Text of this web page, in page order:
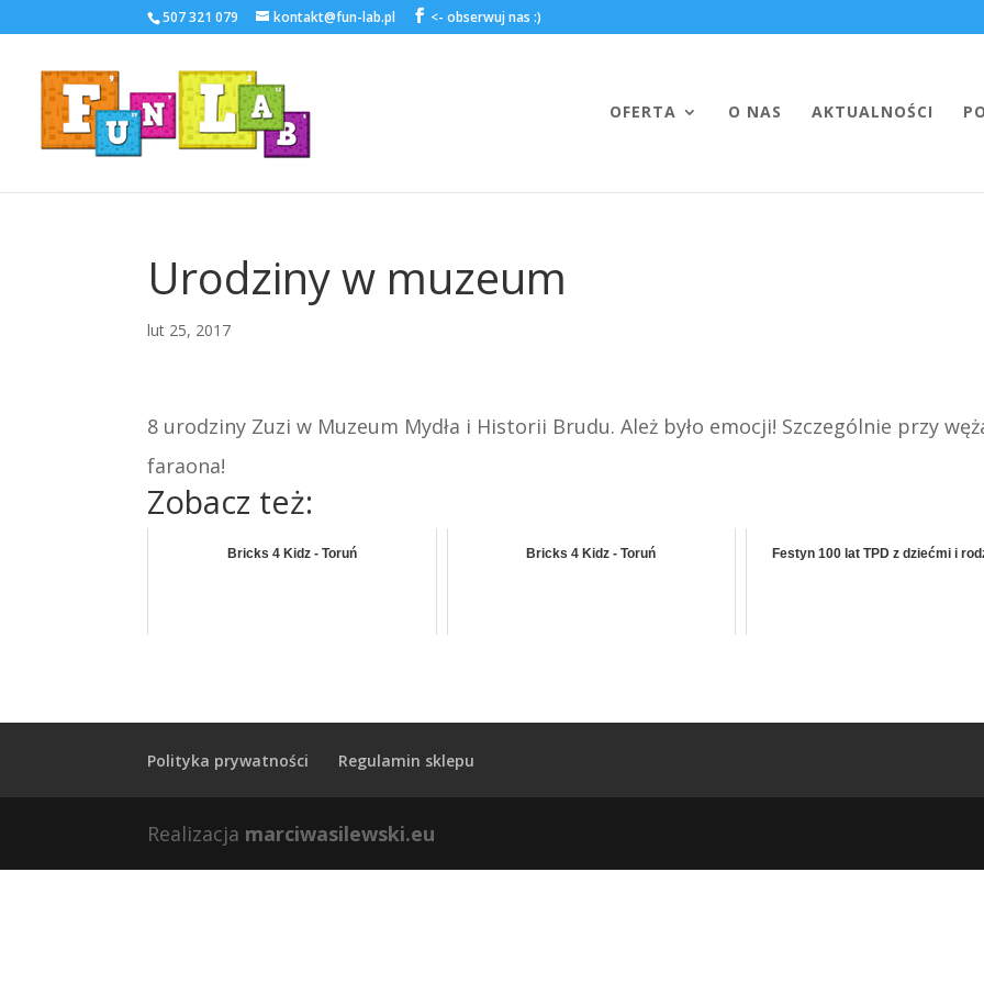
507 321 079 kontakt@fun-lab.pl
OFERTA O NAS AKTUALNOŚCI
Urodziny w muzeum
lut 25, 2017
8 urodziny Zuzi w Muzeum Mydła i Historii Brudu. Ależ było emocji! Szczególnie przy
faraona!
Zobacz też:
Bricks 4 Kidz - Toruń Bricks 4 Kidz - Toruń Festyn 100 lat TPD z dziećmi i
Polityka prywatności Regulamin sklepu
Realizacja marciwasilewski.eu